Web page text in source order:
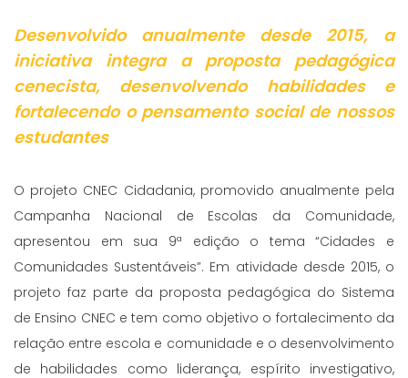
Desenvolvido anualmente desde 2015, a
iniciativa integra a proposta pedagógica
cenecista, desenvolvendo habilidades e
fortalecendo o pensamento social de nossos
estudantes
O projeto CNEC Cidadania, promovido anualmente pela
Campanha Nacional de Escolas da Comunidade,
apresentou em sua 9ª edição o tema “Cidades e
Comunidades Sustentáveis”. Em atividade desde 2015, o
projeto faz parte da proposta pedagógica do Sistema
de Ensino CNEC e tem como objetivo o fortalecimento da
relação entre escola e comunidade e o desenvolvimento
de habilidades como liderança, espírito investigativo,